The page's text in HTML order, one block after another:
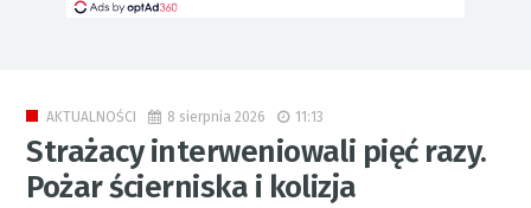
AKTUALNOŚCI 8 sierpnia 2026 11:13
Strażacy interweniowali pięć razy.
Pożar ścierniska i kolizja